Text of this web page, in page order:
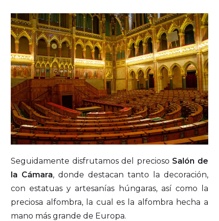
Seguidamente disfrutamos del precioso Salón de
la Cámara, donde destacan tanto la decoración,
con estatuas y artesanías húngaras, así como la
preciosa alfombra, la cual es la alfombra hecha a
mano más grande de Europa.